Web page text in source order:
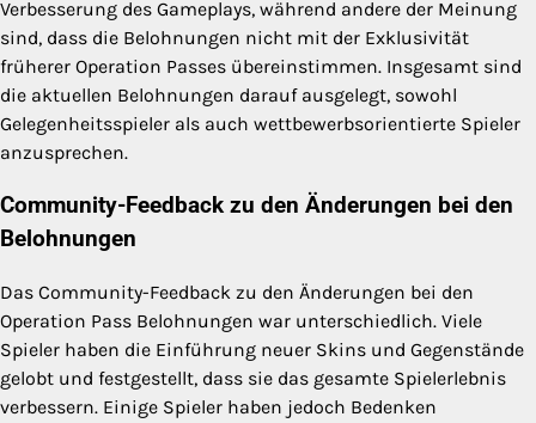
Verbesserung des Gameplays, während andere der Meinung
sind, dass die Belohnungen nicht mit der Exklusivität
früherer Operation Passes übereinstimmen. Insgesamt sind
die aktuellen Belohnungen darauf ausgelegt, sowohl
Gelegenheitsspieler als auch wettbewerbsorientierte Spieler
anzusprechen.
Community-Feedback zu den Änderungen bei den
Belohnungen
Das Community-Feedback zu den Änderungen bei den
Operation Pass Belohnungen war unterschiedlich. Viele
Spieler haben die Einführung neuer Skins und Gegenstände
gelobt und festgestellt, dass sie das gesamte Spielerlebnis
verbessern. Einige Spieler haben jedoch Bedenken